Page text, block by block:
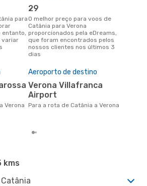
entanto,
variar
29
O melhor preço para voos de
Catânia para Verona
proporcionados pela eDreams,
que foram encontrados pelos
nossos clientes nos últimos 3
dias
Verona
Aeroporto de destino
Verona Villafranca
Airport
Para a rota de Catânia a Verona
kms